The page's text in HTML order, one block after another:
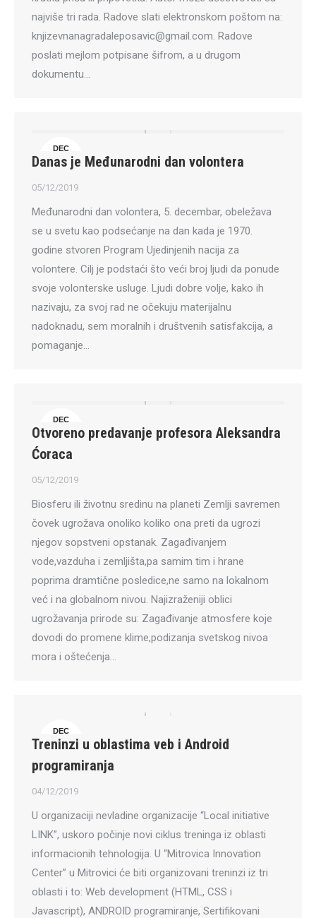
najviše tri rada. Radove slati elektronskom poštom na:
knjizevnanagradaleposavic@gmail.com. Radove
poslati mejlom potpisane šifrom, a u drugom
dokumentu…
DEC
5
Danas je Međunarodni dan volontera
05/12/2019
Međunarodni dan volontera, 5. decembar, obeležava
se u svetu kao podsećanje na dan kada je 1970.
godine stvoren Program Ujedinjenih nacija za
volontere. Cilj je podstaći što veći broj ljudi da ponude
svoje volonterske usluge. Ljudi dobre volje, kako ih
nazivaju, za svoj rad ne očekuju materijalnu
nadoknadu, sem moralnih i društvenih satisfakcija, a
pomaganje…
DEC
5
Otvoreno predavanje profesora Aleksandra
Ćoraca
05/12/2019
Biosferu ili životnu sredinu na planeti Zemlji savremen
čovek ugrožava onoliko koliko ona preti da ugrozi
njegov sopstveni opstanak. Zagađivanjem
vode,vazduha i zemljišta,pa samim tim i hrane
poprima dramtične posledice,ne samo na lokalnom
već i na globalnom nivou. Najizraženiji oblici
ugrožavanja prirode su: Zagađivanje atmosfere koje
dovodi do promene klime,podizanja svetskog nivoa
mora i oštećenja…
DEC
4
Treninzi u oblastima veb i Android
programiranja
04/12/2019
U organizaciji nevladine organizacije “Local initiative
LINK”, uskoro počinje novi ciklus treninga iz oblasti
informacionih tehnologija. U “Mitrovica Innovation
Center” u Mitrovici će biti organizovani treninzi iz tri
oblasti i to: Web development (HTML, CSS i
Javascript), ANDROID programiranje, Sertifikovani